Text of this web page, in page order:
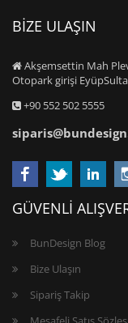
BİZE ULAŞIN
Akşemsettin Mah
Otopark girişi
+90 552 502 5555
GÜVENLİ
BunDesign Blog
Bize Ulaşın
Sipariş Takip